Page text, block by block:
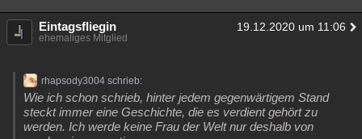
Eintagsfliegin 19.12.2020 um 11:06
ehemaliges Mitglied
rhapsody3004 schrieb:
Wie ich schon schrieb, hinter jedem gegenwärtigem Stand
steckt immer eine Geschichte, die es verdient gehört zu
werden. Ich werde keine Frau der Welt nur deshalb von